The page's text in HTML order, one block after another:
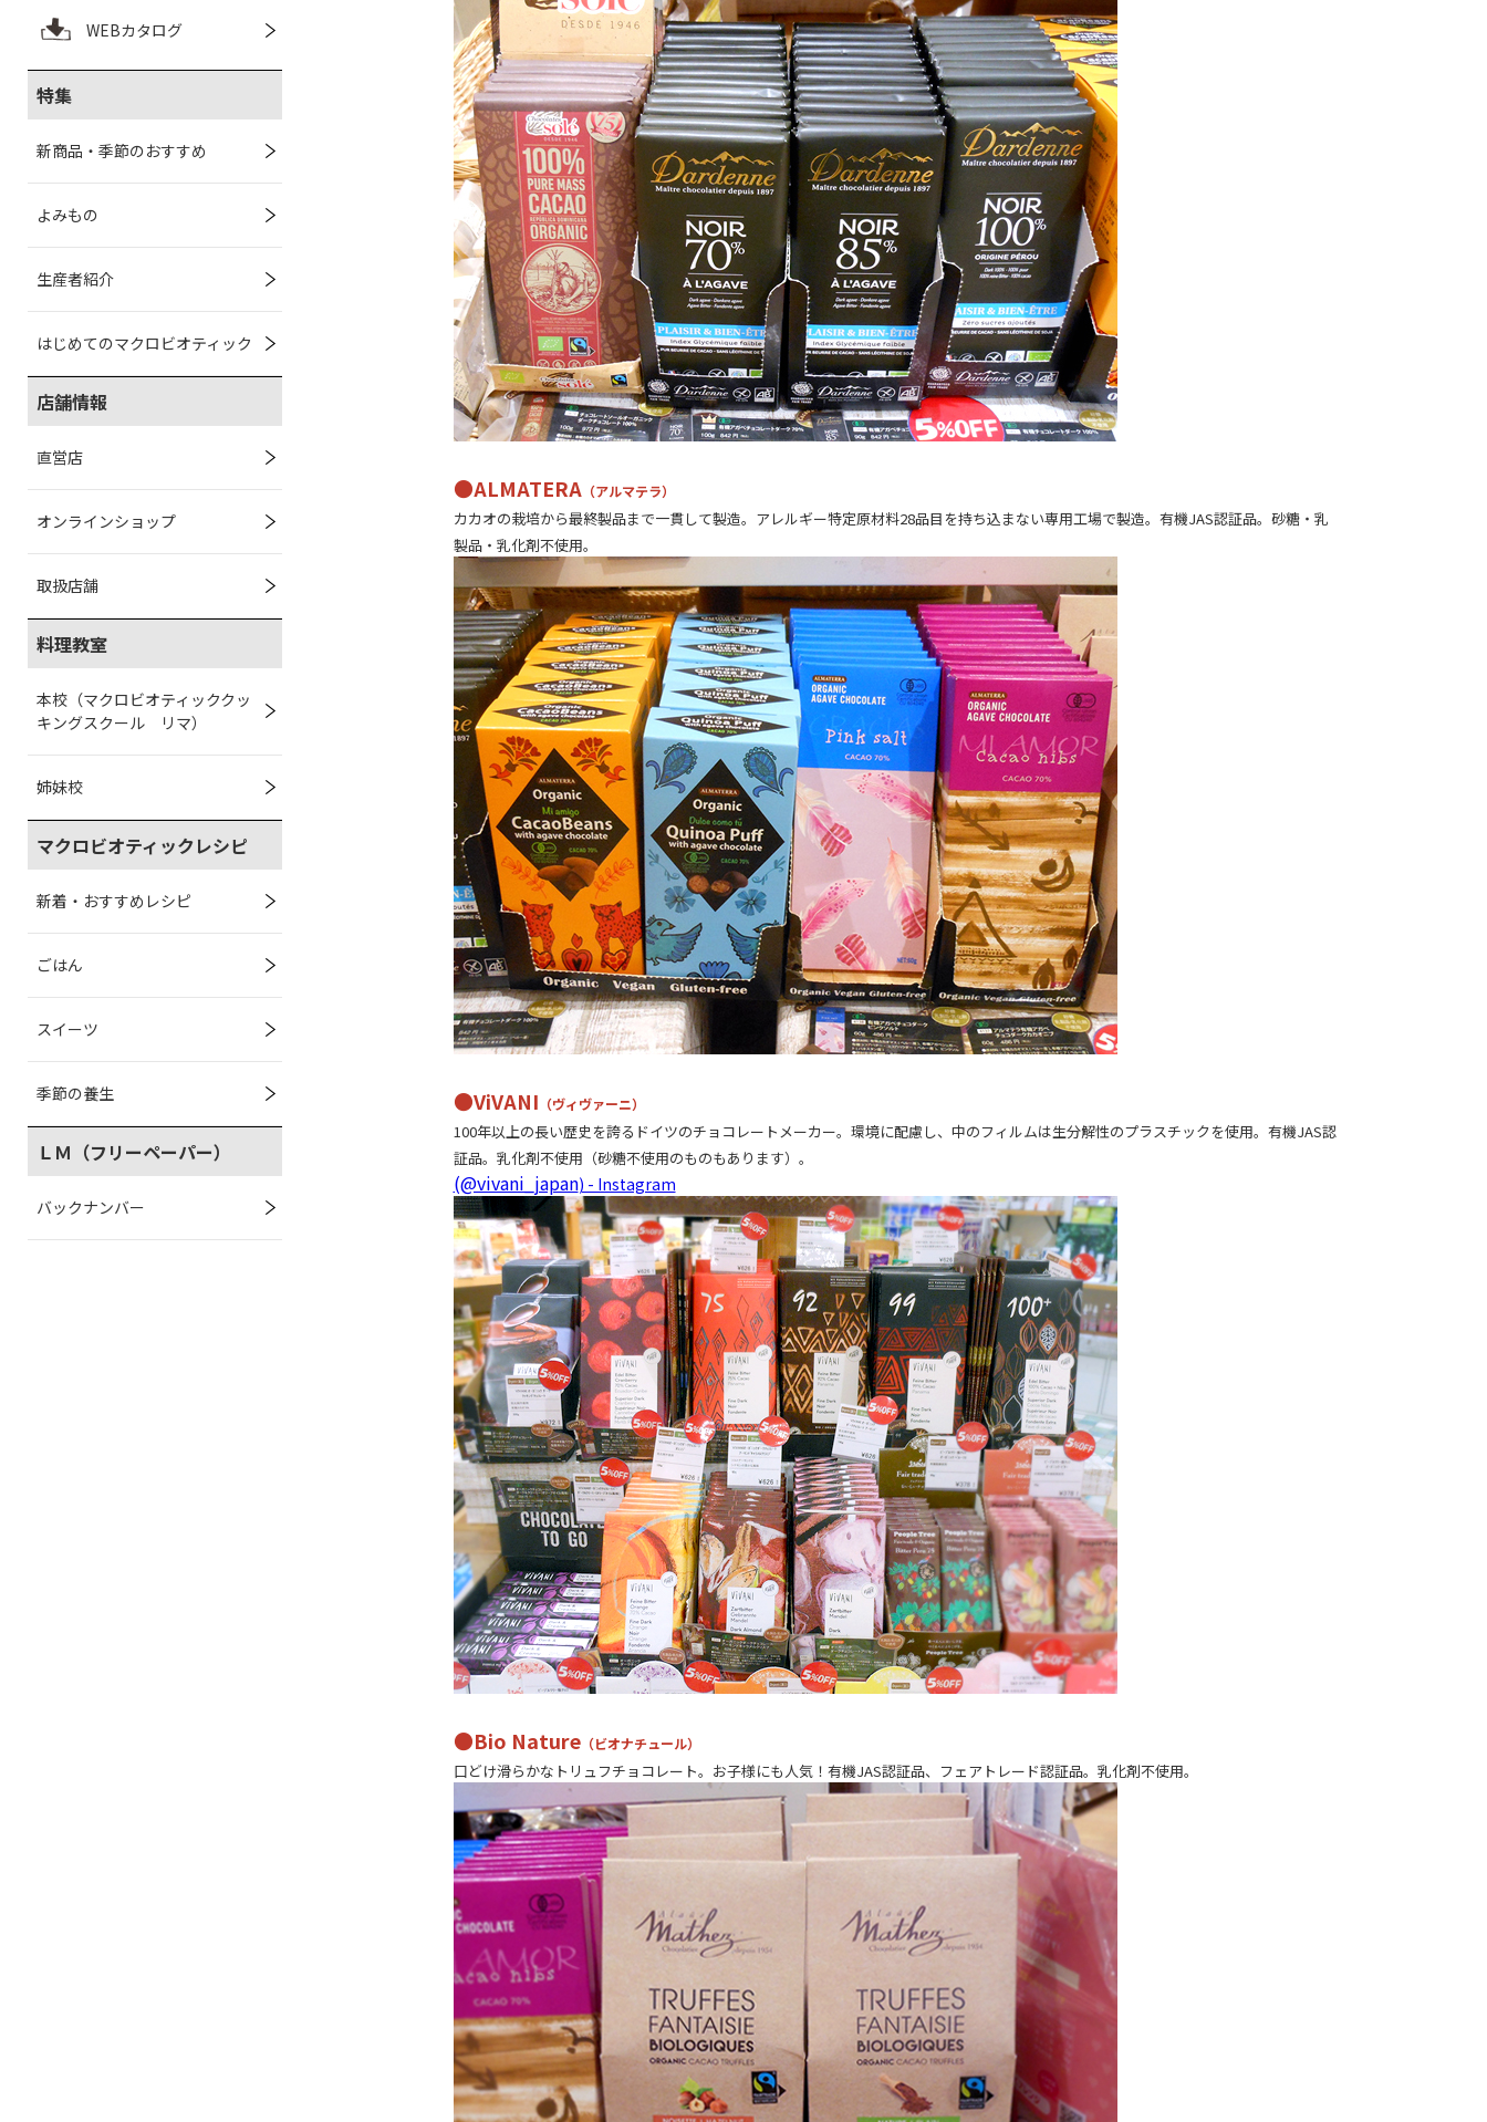
WEBカタログ
特集
新商品・季節のおすすめ
よみもの
生産者紹介
はじめてのマクロビオティック
店舗情報
直営店
オンラインショップ
取扱店舗
料理教室
本校（マクロビオティッククッ
キングスクール リマ）
姉妹校
マクロビオティックレシピ
新着・おすすめレシピ
ごはん
スイーツ
季節の養生
ＬＭ（フリーペーパー）
バックナンバー
●ALMATERA（アルマテラ）
カカオの栽培から最終製品まで一貫して製造。アレルギー特定原材料28品目を持ち込まない専用工場で製造。有機JAS認証品。砂糖・乳
製品・乳化剤不使用。
●ViVANI （ヴィヴァーニ）
100年以上の長い歴史を誇るドイツのチョコレートメーカー。環境に配慮し、中のフィルムは生分解性のプラスチックを使用。有機JAS認
証品。乳化剤不使用（砂糖不使用のものもあります）。
(@vivani_japan) - Instagram
●Bio Nature（ビオナチュール）
口どけ滑らかなトリュフチョコレート。お子様にも人気！有機JAS認証品、フェアトレード認証品。乳化剤不使用。